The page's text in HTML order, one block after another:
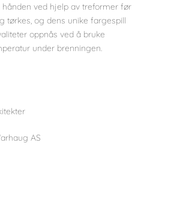
hånden ved hjelp av treformer før
tørkes, og dens unike fargespill
oppnås ved å bruke
under brenningen.
AS